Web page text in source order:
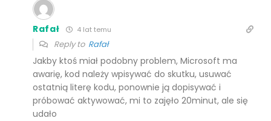
Rafał 4 lat temu
Reply to Rafał
Jakby ktoś miał podobny problem, Microsoft ma
awarię, kod należy wpisywać do skutku, usuwać
ostatnią literę kodu, ponownie ją dopisywać i
próbować aktywować, mi to zajęło 20minut, ale się
udało